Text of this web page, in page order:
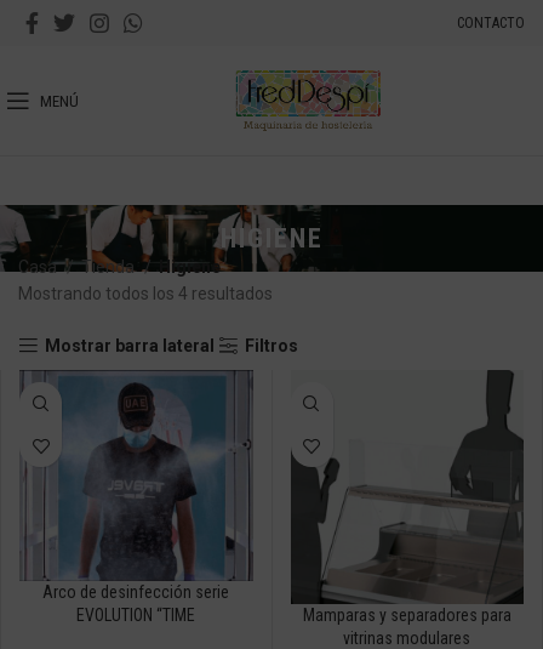
CONTACTO
MENÚ
HIGIENE
Casa Tienda
Higiene
Mostrando todos los 4 resultados
Mostrar barra lateral Filtros
Arco de desinfección serie
EVOLUTION “TIME
Mamparas y separadores para
vitrinas modulares